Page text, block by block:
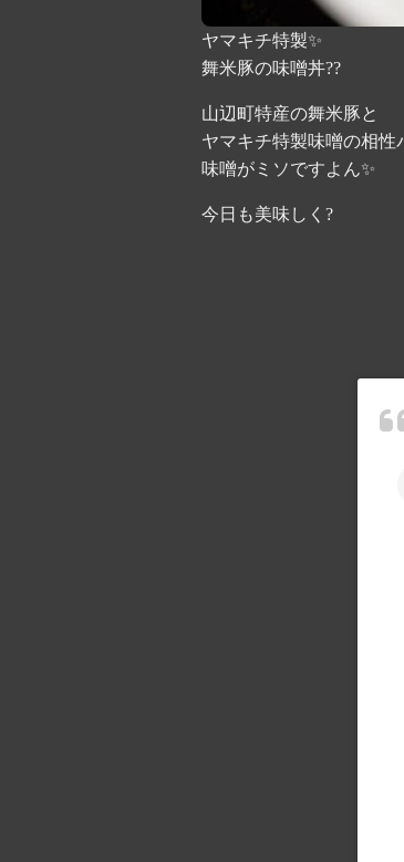
ヤマキチ特製✨
舞米豚の味噌丼??
山辺町特産の舞米豚と
ヤマキチ特製味噌の相性
味噌がミソですよん✨
今日も美味しく?